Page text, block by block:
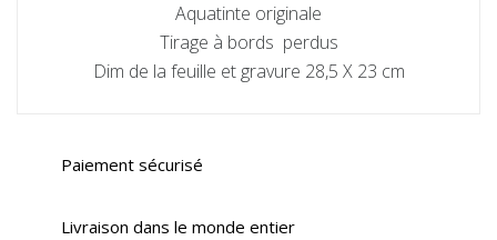
Aquatinte originale
Tirage à bords perdus
Dim de la feuille et gravure 28,5 X 23 cm
Paiement sécurisé
Livraison dans le monde entier